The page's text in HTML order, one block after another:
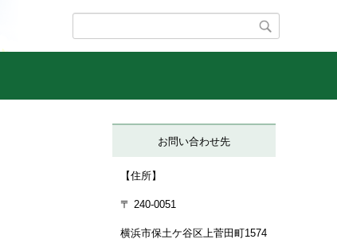
お問い合わせ先
【住所】
〒 240-0051
横浜市保土ケ谷区上菅田町1574